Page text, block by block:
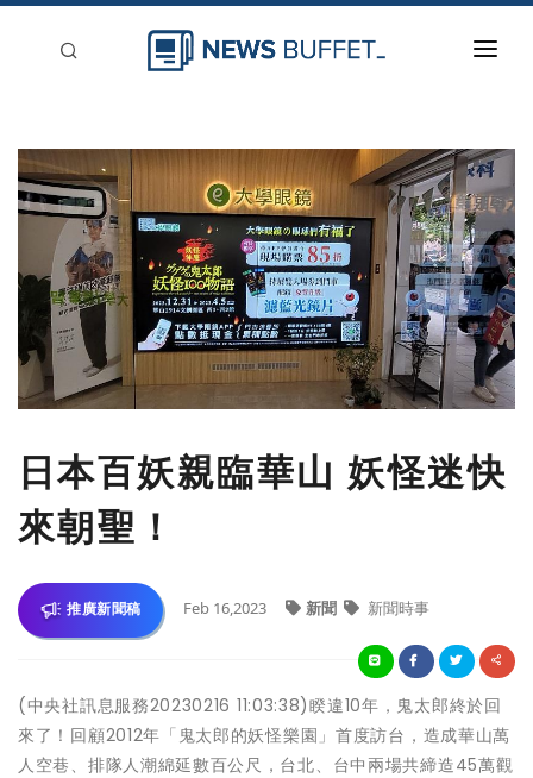
新聞稿分類
登入
刊登
日本百妖親臨華山 妖怪迷快
來朝聖！
推廣新聞稿 Feb 16,2023 新聞 新聞時事
(中央社訊息服務20230216 11:03:38)睽違10年，鬼太郎終於回
來了！回顧2012年「鬼太郎的妖怪樂園」首度訪台，造成華山萬
人空巷、排隊人潮綿延數百公尺，台北、台中兩場共締造45萬觀